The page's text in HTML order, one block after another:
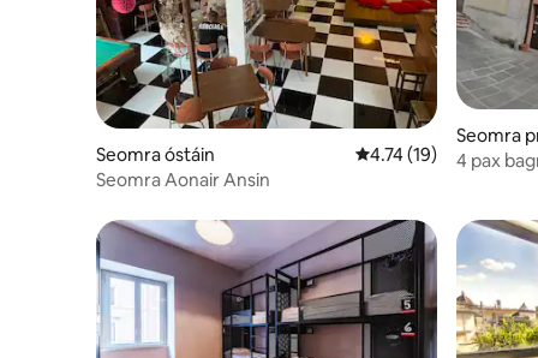
Seomra óstáin Meánrátáil 4.74 as 5,
4.74 (19)
Seomra Aonair Ansin
Seomra
4 pax